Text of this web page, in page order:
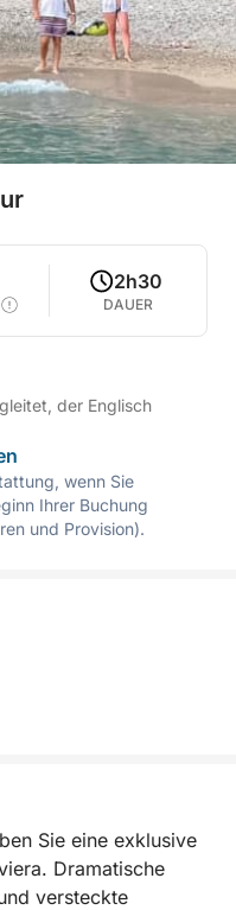
2h30
DAUER
der Englisch
wenn Sie
Ihrer Buchung
und Provision).
Sie eine exklusive
Dramatische
versteckte